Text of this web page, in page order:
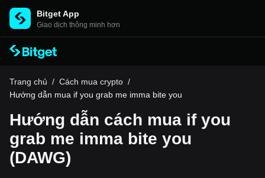
Bitget App
Giao dịch thông minh hơn
Trang chủ / Cách mua crypto /
Hướng dẫn mua if you grab me imma bite you
Hướng dẫn cách mua if you
grab me imma bite you
(DAWG)